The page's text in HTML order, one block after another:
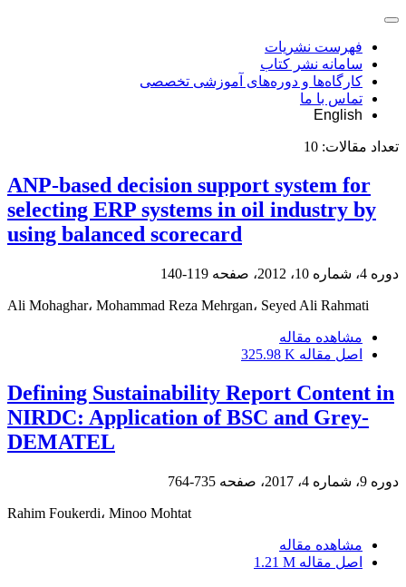
فهرست نشریات
سامانه نشر کتاب
کارگاه‌ها و دوره‌های آموزشی تخصصی
تماس با ما
English
تعداد مقالات: 10
ANP-based decision support system for
selecting ERP systems in oil industry by
using balanced scorecard
دوره 4، شماره 10، 2012، صفحه 119-140
Ali Mohaghar، Mohammad Reza Mehrgan، Seyed Ali Rahmati
مشاهده مقاله
اصل مقاله 325.98 K
Defining Sustainability Report Content in
NIRDC: Application of BSC and Grey-
DEMATEL
دوره 9، شماره 4، 2017، صفحه 735-764
Rahim Foukerdi، Minoo Mohtat
مشاهده مقاله
اصل مقاله 1.21 M